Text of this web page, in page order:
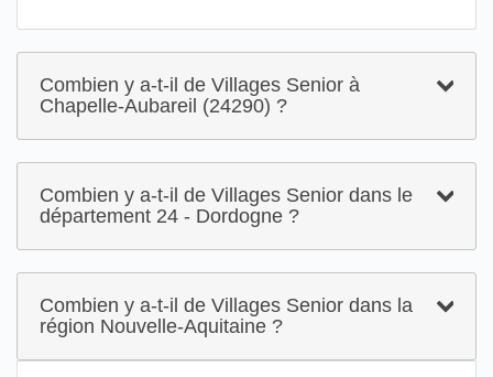
Combien y a-t-il de Villages Senior à
Chapelle-Aubareil (24290) ?
Combien y a-t-il de Villages Senior dans le
département 24 - Dordogne ?
Combien y a-t-il de Villages Senior dans la
région Nouvelle-Aquitaine ?